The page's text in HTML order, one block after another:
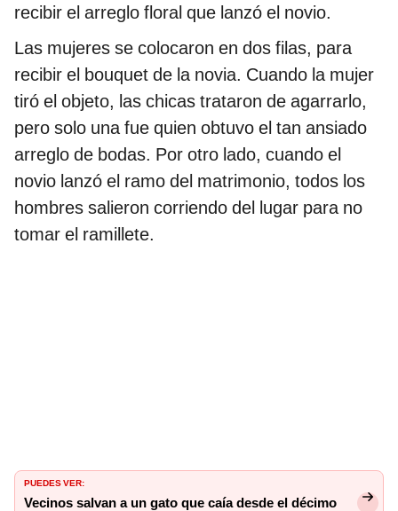
recibir el arreglo floral que lanzó el novio.
Las mujeres se colocaron en dos filas, para
recibir el bouquet de la novia. Cuando la mujer
tiró el objeto, las chicas trataron de agarrarlo,
pero solo una fue quien obtuvo el tan ansiado
arreglo de bodas. Por otro lado, cuando el
novio lanzó el ramo del matrimonio, todos los
hombres salieron corriendo del lugar para no
tomar el ramillete.
PUEDES VER:
Vecinos salvan a un gato que caía desde el décimo